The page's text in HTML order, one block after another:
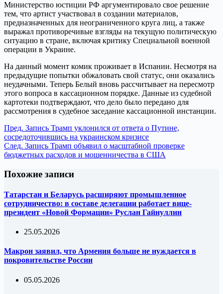
Министерство юстиции РФ аргументировало свое решение
тем, что артист участвовал в создании материалов,
предназначенных для неограниченного круга лиц, а также
выражал противоречивые взгляды на текущую политическую
ситуацию в стране, включая критику Специальной военной
операции в Украине.
На данный момент комик проживает в Испании. Несмотря на
предыдущие попытки обжаловать свой статус, они оказались
неудачными. Теперь Белый вновь рассчитывает на пересмотр
этого вопроса в кассационном порядке. Данные из судебной
картотеки подтверждают, что дело было передано для
рассмотрения в судебное заседание кассационной инстанции.
Пред. Запись Трамп уклонился от ответа о Путине,
сосредоточившись на украинском кризисе
След. Запись Трамп объявил о масштабной проверке
бюджетных расходов и мошенничества в США
Похожие записи
Татарстан и Беларусь расширяют промышленное
сотрудничество: в составе делегации работает вице-
президент «Новой Формации» Руслан Гайнуллин
25.05.2026
Макрон заявил, что Армения больше не нуждается в
покровительстве России
05.05.2026